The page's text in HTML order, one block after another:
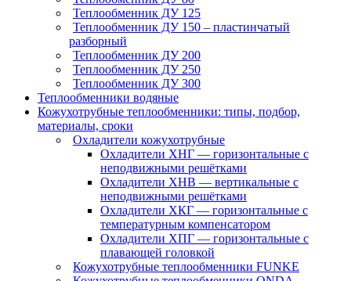
Теплообменник ДУ 125
Теплообменник ДУ 150 – пластинчатый
разборный
Теплообменник ДУ 200
Теплообменник ДУ 250
Теплообменник ДУ 300
Теплообменники водяные
Кожухотрубные теплообменники: типы, подбор,
материалы, сроки
Охладители кожухотрубные
Охладители ХНГ — горизонтальные с
неподвижными решётками
Охладители ХНВ — вертикальные с
неподвижными решётками
Охладители ХКГ — горизонтальные с
температурным компенсатором
Охладители ХПГ — горизонтальные с
плавающей головкой
Кожухотрубные теплообменники FUNKE